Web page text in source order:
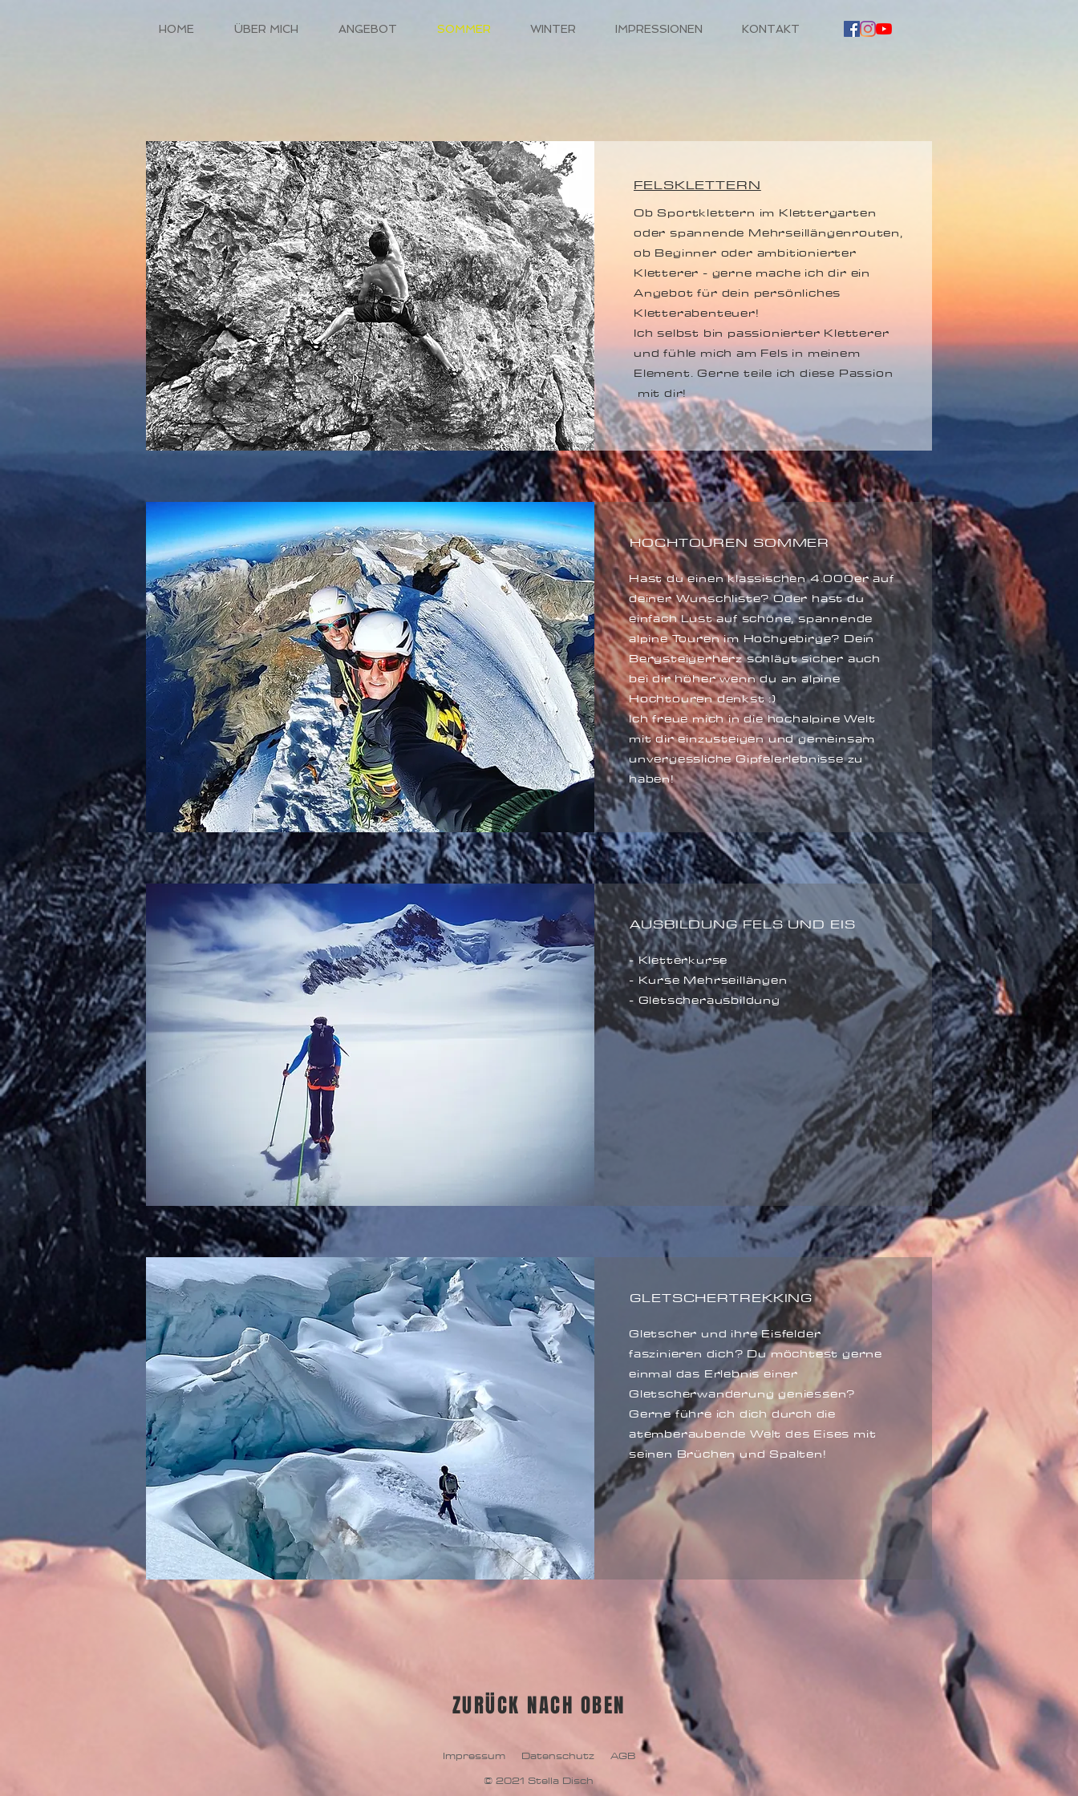
HOME ÜBER MICH ANGEBOT SOMMER WINTER IMPRESSIONEN KONTAKT
FELSKLETTERN
Ob Sportklettern im Klettergarten
oder spannende Mehrseillängenrouten,
ob Beginner oder ambitionierter
Kletterer - gerne mache ich dir ein
Angebot für dein persönliches
Kletterabenteuer!
Ich selbst bin passionierter Kletterer
und fühle mich am Fels in meinem
Element. Gerne teile ich diese Passion
mit dir!
HOCHTOUREN SOMMER
Hast du einen klassischen 4.000er auf
deiner Wunschliste? Oder hast du
einfach Lust auf schöne, spannende
alpine Touren im Hochgebirge? Dein
Bergsteigerherz schlägt sicher auch
bei dir höher wenn du an alpine
Hochtouren denkst :)
Ich freue mich in die hochalpine Welt
mit dir einzusteigen und gemeinsam
unvergessliche Gipfelerlebnisse zu
haben!
AUSBILDUNG FELS UND EIS
- Kletterkurse
- Kurse Mehrseillängen
- Gletscherausbildung
GLETSCHERTREKKING
Gletscher und ihre Eisfelder
faszinieren dich? Du möchtest gerne
einmal das Erlebnis einer
Gletscherwanderung geniessen?
Gerne führe ich dich durch die
atemberaubende Welt des Eises mit
seinen Brüchen und Spalten!
ZURÜCK NACH OBEN
Impressum Datenschutz
AGB
© 2021 Stella Disch